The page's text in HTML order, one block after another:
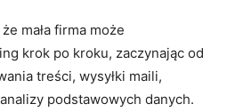
mała firma może
krok po kroku, zaczynając od
treści, wysyłki maili,
podstawowych danych.